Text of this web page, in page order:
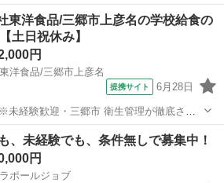
の接客・販売・提案をお任せします。 テ
全反響スタイル」です。 ＜具体的な
...
東洋食品/三郷市上彦名の学校給食の
土日祝休み】
円
洋食品/三郷市上彦名
提携サイト 6月28日
三郷市 衛生管理が徹底され
業務となります。大勢のスタッフと共
決められた時間の中で、「バリエーション
す。集団給...
、未経験でも、条件無しで募集中！
円
ポールジョブ